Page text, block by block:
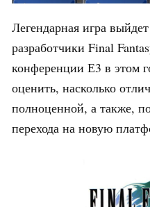
Легендарная игра
разработчики Final
конференции Е3 в этом
оценить, насколько
полноценной, а также,
перехода на новую